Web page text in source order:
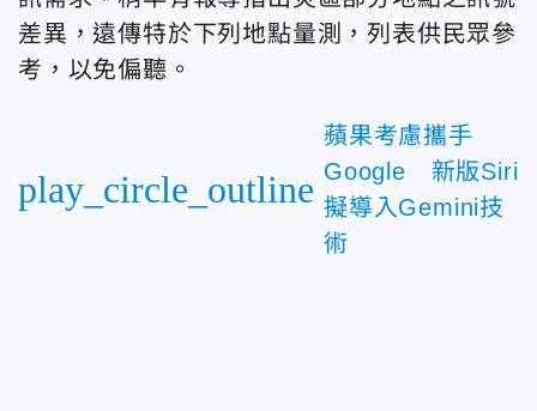
差異，遠傳特於下列地點量測，列表供民眾參
考，以免偏聽。
play_circle_outline
蘋果考慮攜手
Google 新版Siri
擬導入Gemini技
術